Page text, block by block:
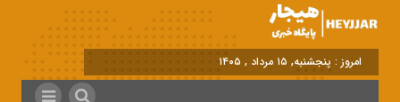
امروز : پنجشنبه, ۱۵ مرداد , ۱۴۰۵